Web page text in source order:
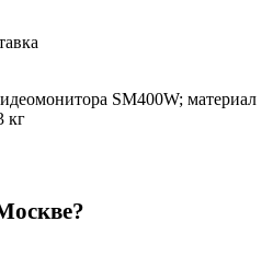
SM400W; материал
кг